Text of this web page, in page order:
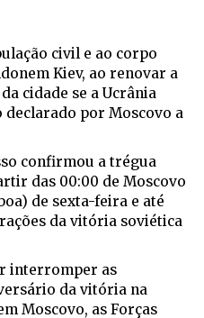
civil e ao corpo
Kiev, ao renovar a
cidade se a Ucrânia
por Moscovo a
confirmou a trégua
das 00:00 de Moscovo
de sexta-feira e até
da vitória soviética
interromper as
da vitória na
Moscovo, as Forças